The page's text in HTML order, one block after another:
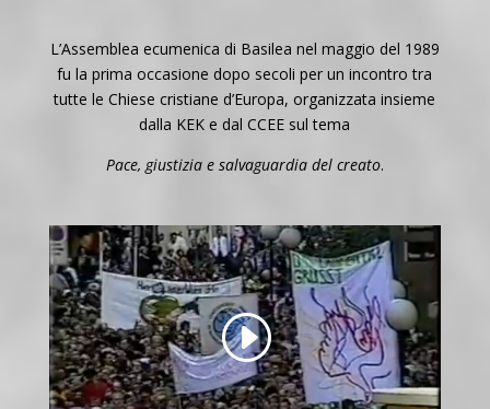
L’Assemblea ecumenica di Basilea nel maggio del 1989
fu la prima occasione dopo secoli per un incontro tra
tutte le Chiese cristiane d’Europa, organizzata insieme
dalla KEK e dal CCEE sul tema
Pace, giustizia e salvaguardia del creato.